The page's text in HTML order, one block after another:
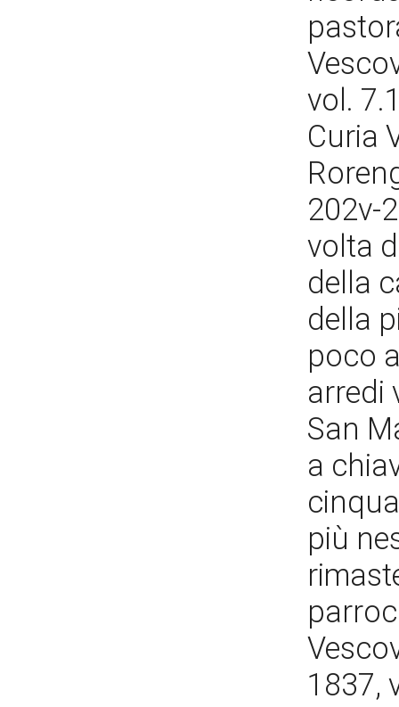
vol.
Curia
202v-
volta
della
della
poco
arredi
San
a
più
1837,